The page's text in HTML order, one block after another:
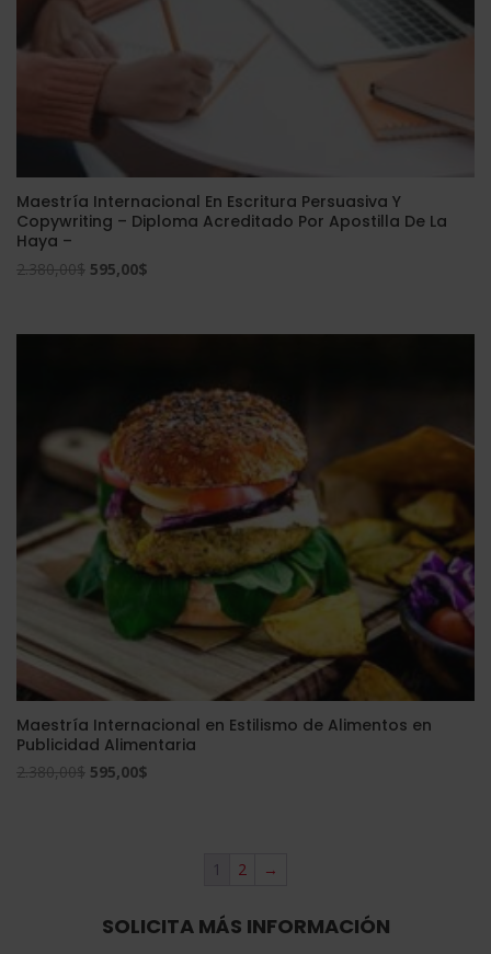
Maestría Internacional En Escritura Persuasiva Y
Copywriting – Diploma Acreditado Por Apostilla De La
Haya –
2.380,00$ El
595,00$
Maestría Internacional en Estilismo de Alimentos en
Publicidad Alimentaria
2.380,00$ El
595,00$
1 2 →
SOLICITA MÁS INFORMACIÓN